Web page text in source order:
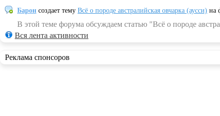
Барон создает тему Всё о породе австралийская овчарка (аусси) на
В этой теме форума обсуждаем статью "Всё о породе
Вся лента активности
Реклама спонсоров